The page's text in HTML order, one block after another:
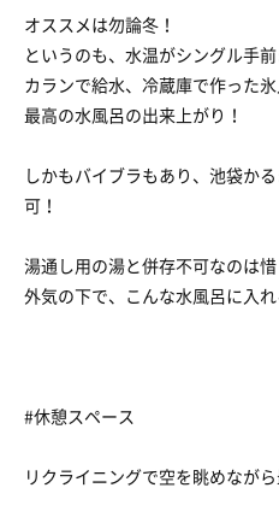
オススメは勿論冬！
というのも、水温がシングル手前
カランで給水、冷蔵庫で作った
最高の水風呂の出来上がり！
しかもバイブラもあり、池袋か
可！
湯通し用の湯と併存不可なのは惜
外気の下で、こんな水風呂に入
#休憩スペース
リクライニングで空を眺めなが